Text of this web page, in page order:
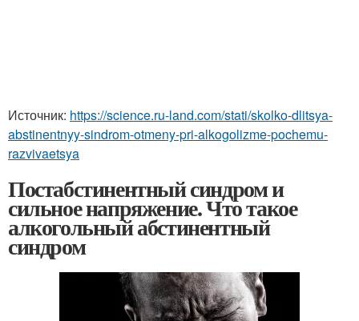
Источник: https://science.ru-land.com/stati/skolko-dlitsya-
abstinentnyy-sindrom-otmeny-pri-alkogolizme-pochemu-
razvivaetsya
Постабстинентный синдром и
сильное напряжение. Что такое
алкогольный абстинентный
синдром